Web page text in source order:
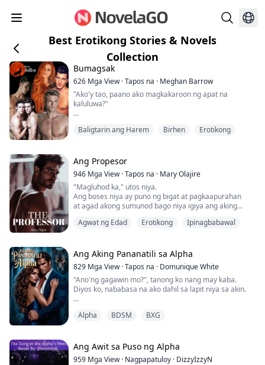
Best Erotikong Stories & Novels
Collection
Bumagsak
626 Mga View·Tapos na · Meghan Barrow
"Ako'y tao, paano ako magkakaroon ng apat na
kaluluwa?"
ang apat na malalaking at magagandang lobo na
malamang si Joel, at ang dalawa ay may kumikislap na
asul na mga mata na malamang ang kambal. "Diyos
ko... ito'y kamangha-mangha!"
Si...
Baligtarin ang Harem Birhen Erotikong
Ang Propesor
946 Mga View·Tapos na · Mary Olajire
"Magluhod ka," utos niya.
Ang boses niya ay puno ng bigat at pagkaapurahan
at agad akong sumunod bago niya igiya ang aking
Nagtagpo ang aming mga katawan sa isang mabagsik
tunog ng aming pagtatalik.
"Putang ina, ang sarap ng puke mo."
Matapos ang isang mainit na one-night stand kasama
ang...
Agwat ng Edad Erotikong Ipinagbabawal
Ang Aking Pananatili sa Alpha
829 Mga View·Tapos na · Domunique White
"Ano'ng gagawin mo?", tanong ko nang may kaba.
Diyos ko, nababasa na ako dahil sa lapit niya sa akin.
hanggang paa."
counter, pumuwesto sa pagitan ng mga hita ko at
nagsimulang humalik at dumila sa akin.
Alpha BDSM BXG
Ang Awit sa Puso ng Alpha
959 Mga View· Nagpapatuloy · DizzyIzzyN